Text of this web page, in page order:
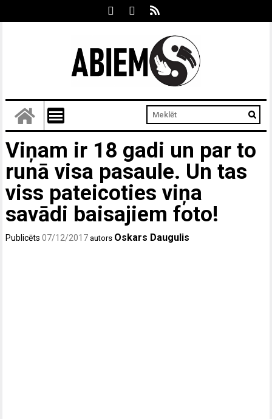
Viņam ir 18 gadi un par to
runā visa pasaule. Un tas
viss pateicoties viņa
savādi baisajiem foto!
Publicēts07/12/2017 autors Oskars Daugulis